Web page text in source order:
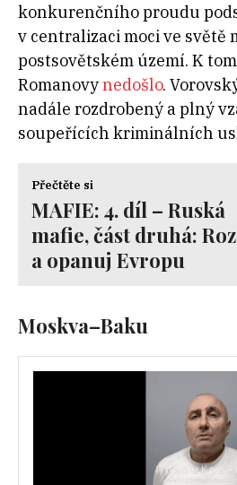
konkurenčního proudu
v centralizaci moci ve světě
postsovětském území. K
Romanovynedošlo.
nadále rozdrobený a plný
soupeřících kriminálních
Přečtěte si
MAFIE: 4. díl – Ruská
mafie, část druhá:
a opanuj Evropu
Moskva–Baku